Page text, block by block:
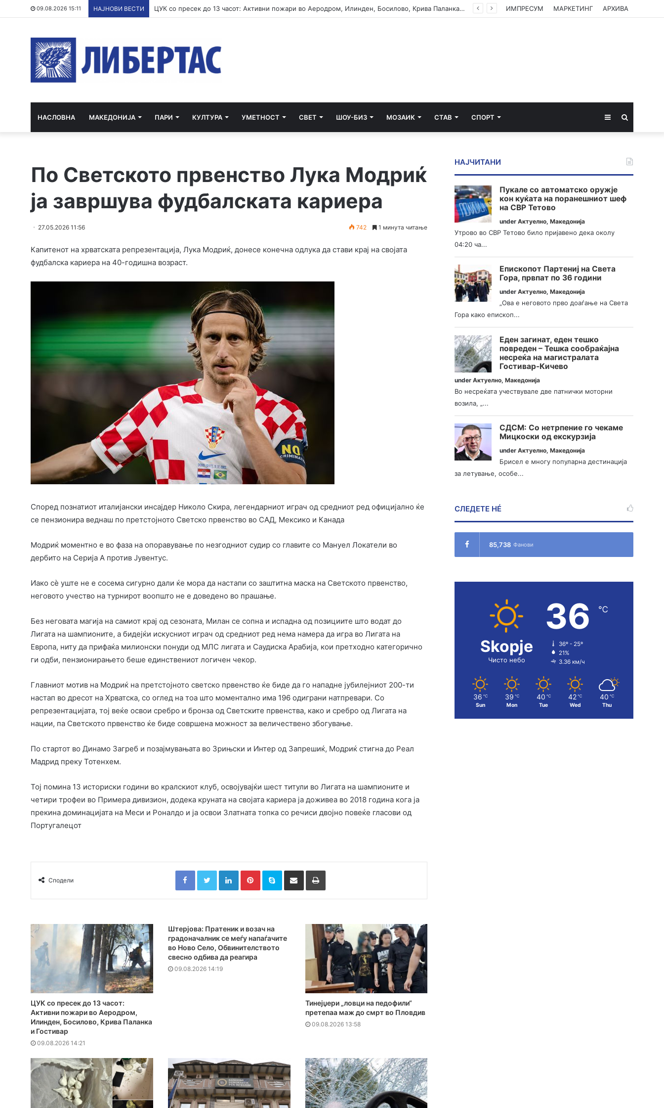
09.08.2026 15:11 НАЈНОВИ ВЕСТИ ЦУК со пресек до 13 часот: Активни пожари во Аеродром, Илинден, Босилово, Крива Паланка и Гостивар ИМПРЕСУМ МАРКЕТИНГ АРХИВА
НАСЛОВНА МАКЕДОНИЈА ПАРИ КУЛТУРА УМЕТНОСТ СВЕТ ШОУ-БИЗ МОЗАИК СТАВ СПОРТ Sidebar
По Светското првенство Лука Модриќ
ја завршува фудбалската кариера
27.05.2026 11:56 742 1 минута читање
Капитенот на хрватската репрезентација, Лука Модриќ, донесе конечна одлука да стави крај на својата
фудбалска кариера на 40-годишна возраст.
Според познатиот италијански инсајдер Николо Скира, легендарниот играч од средниот ред официјално ќе
се пензионира веднаш по претстојното Светско првенство во САД, Мексико и Канада
Модриќ моментно е во фаза на опоравување по незгодниот судир со главите со Мануел Локатели во
дербито на Серија А против Јувентус.
Иако сè уште не е сосема сигурно дали ќе мора да настапи со заштитна маска на Светското првенство,
неговото учество на турнирот воопшто не е доведено во прашање.
Без неговата магија на самиот крај од сезоната, Милан се сопна и испадна од позициите што водат до
Лигата на шампионите, а бидејќи искусниот играч од средниот ред нема намера да игра во Лигата на
Европа, ниту да прифаќа милионски понуди од МЛС лигата и Саудиска Арабија, кои претходно категорично
ги одби, пензионирањето беше единствениот логичен чекор.
Главниот мотив на Модриќ на претстојното светско првенство ќе биде да го нападне јубилејниот 200-ти
настап во дресот на Хрватска, со оглед на тоа што моментално има 196 одиграни натпревари. Со
репрезентацијата, тој веќе освои сребро и бронза од Светските првенства, како и сребро од Лигата на
нации, па Светското првенство ќе биде совршена можност за величествено збогување.
По стартот во Динамо Загреб и позајмувањата во Зрињски и Интер од Запрешиќ, Модриќ стигна до Реал
Мадрид преку Тотенхем.
Тој помина 13 историски години во кралскиот клуб, освојувајќи шест титули во Лигата на шампионите и
четири трофеи во Примера дивизион, додека круната на својата кариера ја доживеа во 2018 година кога ја
прекина доминацијата на Меси и Роналдо и ја освои Златната топка со речиси двојно повеќе гласови од
Португалецот
Сподели
FacebookTwitterLinkedInPinterestSkype Сподели преку Е-маил Испринтај
ЦУК со пресек до 13 часот:
Активни пожари во Аеродром,
Илинден, Босилово, Крива Паланка
и Гостивар
09.08.2026 14:21
Штерјова: Пратеник и возач на
градоначалник се меѓу напаѓачите
во Ново Село, Обвинителството
свесно одбива да реагира
09.08.2026 14:19
Тинејџери „ловци на педофили“
претепаа маж до смрт во Пловдив
09.08.2026 13:58
НАЈЧИТАНИ
Пукале со автоматско оружје
кон куќата на поранешниот шеф
на СВР Тетово
underАктуелно,Македонија
Утрово во СВР Тетово било пријавено дека околу
04:20 ча...
Епископот Партениј на Света
Гора, првпат по 36 години
underАктуелно,Македонија
„Ова е неговото прво доаѓање на Света
Гора како епископ...
Еден загинат, еден тешко
повреден – Тешка сообраќајна
несреќа на магистралата
Гостивар-Кичево
underАктуелно,Македонија
Во несреќата учествувале две патнички моторни
возила, „...
СДСМ: Со нетрпение го чекаме
Мицкоски од екскурзија
underАктуелно,Македонија
Брисел е многу популарна дестинација
за летување, особе...
СЛЕДЕТЕ НÉ
85,738 Фанови
Skopje
Чисто небо
36 ℃
36º - 25º
21%
3.36 км/ч
36 ℃
Sun
39 ℃
Mon
40 ℃
Tue
42 ℃
Wed
40 ℃
Thu